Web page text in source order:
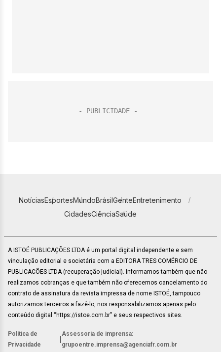
NotíciasEsportesMundoBrasilGenteEntretenimento
CidadesCiênciaSaúde
A ISTOÉ PUBLICAÇÕES LTDA é um portal digital independente e sem
vinculação editorial e societária com a EDITORA TRES COMÉRCIO DE
PUBLICACÕES LTDA (recuperação judicial). Informamos também que não
realizamos cobranças e que também não oferecemos cancelamento do
contrato de assinatura da revista impressa de nome ISTOÉ, tampouco
autorizamos terceiros a fazê-lo, nos responsabilizamos apenas pelo
conteúdo digital “https://istoe.com.br” e seus respectivos sites.
Política de
Privacidade
Assessoria de imprensa:
grupoentre.imprensa@agenciafr.com.br